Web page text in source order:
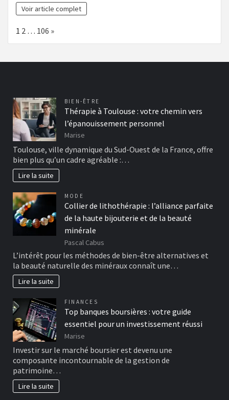
Voir article complet
Page:
1 2 … 106 Next
»
BIEN-ÊTRE
Thérapie à Toulouse : votre chemin vers
l’épanouissement personnel
Marise
Toulouse, ville dynamique du Sud-Ouest de la France, offre
bien plus qu’un cadre agréable :…
Lire la suite
MODE
Collier de lithothérapie : l’alliance parfaite
de la haute bijouterie et de la beauté
minérale
Pascal Cabus
L’intérêt pour les méthodes de bien-être alternatives et
la beauté naturelle des minéraux connaît une…
Lire la suite
FINANCES
Top banques boursières : votre guide
essentiel pour un investissement réussi
Marise
Investir sur le marché boursier est devenu une
composante incontournable de la gestion de
patrimoine…
Lire la suite